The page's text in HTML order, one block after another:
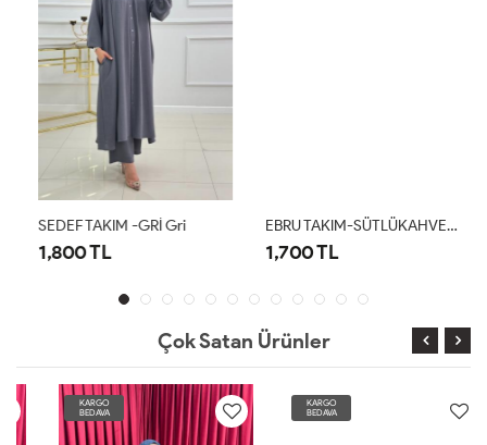
SEDEF TAKIM -GRİ Gri
1,800 TL
EBRU TAKIM-SÜTLÜKAHVE Sütlü Kahve
1,700 TL
Çok Satan Ürünler
KARGO
BEDAVA
KARGO
BEDAVA